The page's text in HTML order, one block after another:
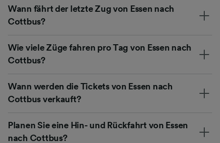
Wann fährt der letzte Zug von Essen nach
Cottbus?
Wie viele Züge fahren pro Tag von Essen nach
Cottbus?
Wann werden die Tickets von Essen nach
Cottbus verkauft?
Planen Sie eine Hin- und Rückfahrt von Essen
nach Cottbus?